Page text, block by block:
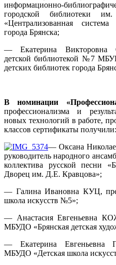
информационно-
городской библиотеки
«Централизованная
города Брянска;
— Екатерина
детской библиотекой №7
детских библиотек города
В номинации
профессионализма и
новых технологий в работе,
классов сертификаты получили:
— Оксана
руководитель народного
коллектива русской песни
Дворец им. Д.Е. Кравцова»;
— Галина Ивановна КУЦ,
школа искусств №5»;
— Анастасия Евгеньевна
МБУДО «Брянская детская
— Екатерина Евгеньевна
МБУДО «Детская школа